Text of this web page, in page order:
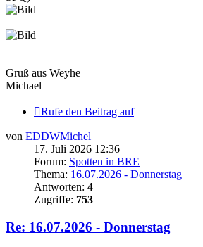
Gruß aus Weyhe
Michael
Rufe den Beitrag auf
von EDDWMichel
17. Juli 2026 12:36
Forum: Spotten in BRE
Thema: 16.07.2026 - Donnerstag
Antworten: 4
Zugriffe: 753
Re: 16.07.2026 - Donnerstag